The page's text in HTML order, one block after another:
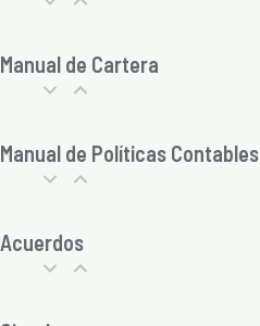
Manual de Cartera
Manual de Políticas Contables
Acuerdos